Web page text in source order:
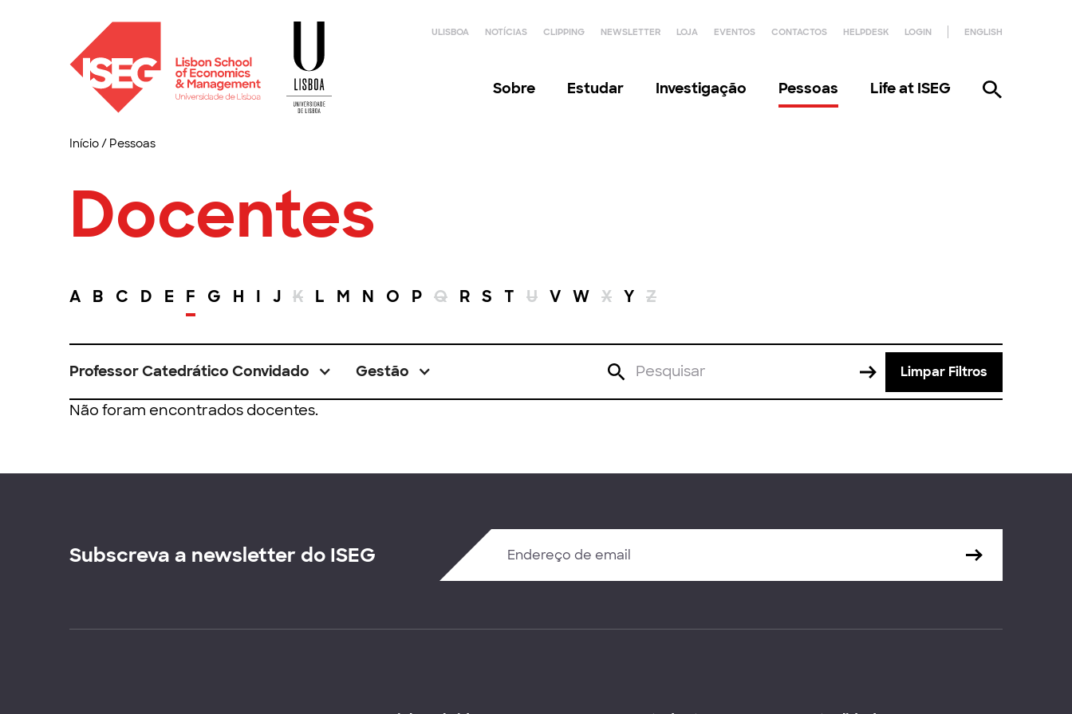
ULISBOA NOTÍCIAS CLIPPING NEWSLETTER LOJA EVENTOS CONTACTOS HELPDESK LOGIN ENGLISH
Sobre Estudar Investigação Pessoas Life at ISEG
Início/ Pessoas
Docentes
A B C D E F G H I J K L M N O P Q R S T U V W X Y Z
Professor Catedrático Convidado Gestão Limpar Filtros
Não foram encontrados docentes.
Subscreva a newsletter do ISEG